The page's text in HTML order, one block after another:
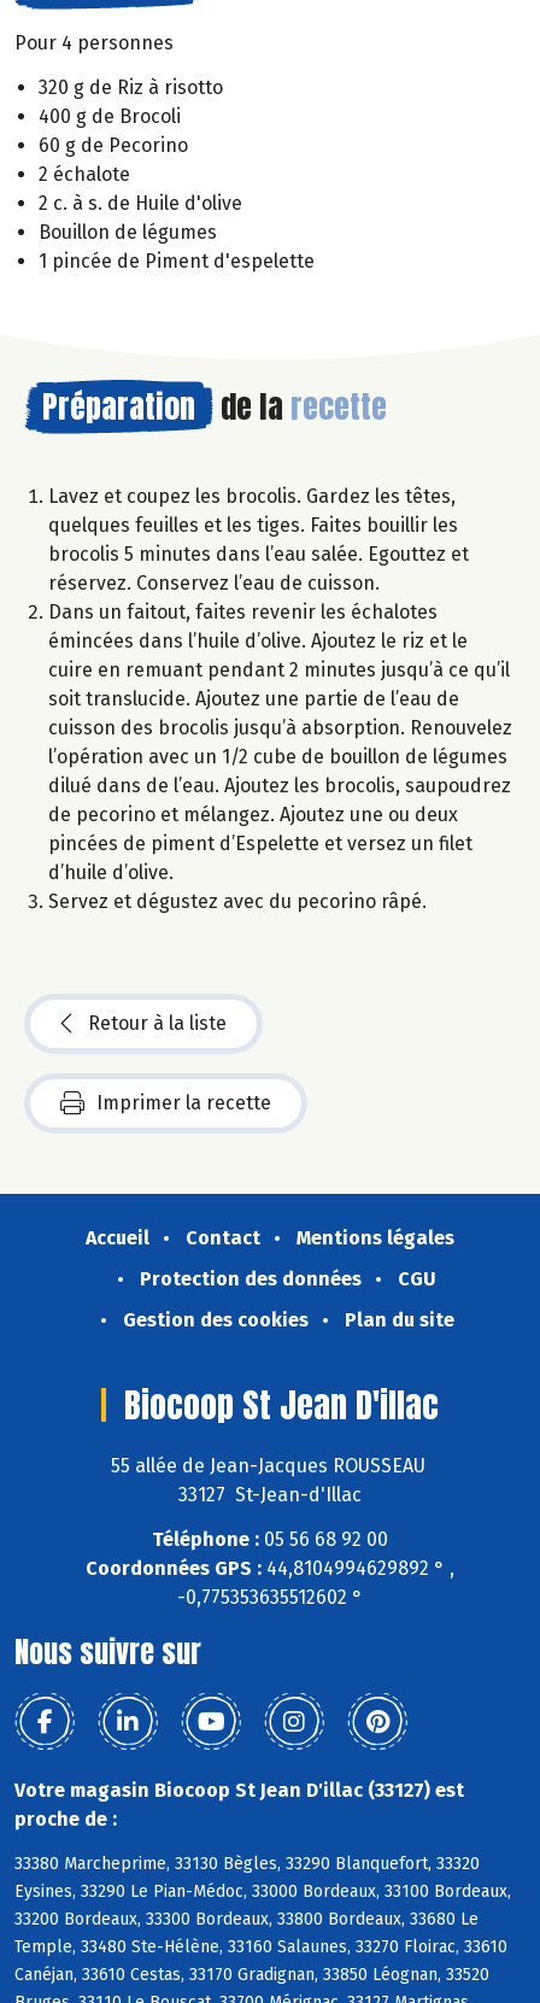
Pour 4 personnes
320 g de Riz à risotto
400 g de Brocoli
60 g de Pecorino
2 échalote
2 c. à s. de Huile d'olive
Bouillon de légumes
1 pincée de Piment d'espelette
Préparation de la recette
Lavez et coupez les brocolis. Gardez les têtes,
quelques feuilles et les tiges. Faites bouillir les
brocolis 5 minutes dans l’eau salée. Egouttez et
réservez. Conservez l’eau de cuisson.
Dans un faitout, faites revenir les échalotes
émincées dans l’huile d’olive. Ajoutez le riz et le
cuire en remuant pendant 2 minutes jusqu’à ce qu’il
soit translucide. Ajoutez une partie de l’eau de
cuisson des brocolis jusqu’à absorption. Renouvelez
l’opération avec un 1/2 cube de bouillon de légumes
dilué dans de l’eau. Ajoutez les brocolis, saupoudrez
de pecorino et mélangez. Ajoutez une ou deux
pincées de piment d’Espelette et versez un filet
d’huile d’olive.
Servez et dégustez avec du pecorino râpé.
Retour à la liste
Imprimer la recette
Accueil Contact
Mentions légales
Protection des données
CGU
Gestion des cookies
Plan du site
Biocoop St Jean D'illac
55 allée de Jean-Jacques ROUSSEAU
33127 St-Jean-d'Illac
Téléphone : 05 56 68 92 00
Coordonnées GPS : 44,8104994629892 ° ,
-0,775353635512602 °
Nous suivre sur
Votre magasin Biocoop St Jean D'illac (33127) est
proche de :
33380 Marcheprime, 33130 Bègles, 33290 Blanquefort, 33320
Eysines, 33290 Le Pian-Médoc, 33000 Bordeaux, 33100 Bordeaux,
33200 Bordeaux, 33300 Bordeaux, 33800 Bordeaux, 33680 Le
Temple, 33480 Ste-Hélène, 33160 Salaunes, 33270 Floirac, 33610
Canéjan, 33610 Cestas, 33170 Gradignan, 33850 Léognan, 33520